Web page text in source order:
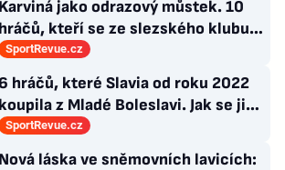
Karviná jako odrazový můstek. 10
hráčů, kteří se ze slezského klubu
k lukrativnímu angažmá
SportRevue.cz
6 hráčů, které Slavia od roku 2022
koupila z Mladé Boleslavi. Jak se jim
přestupu do Edenu vedlo?
SportRevue.cz
Nová láska ve sněmovních lavicích: